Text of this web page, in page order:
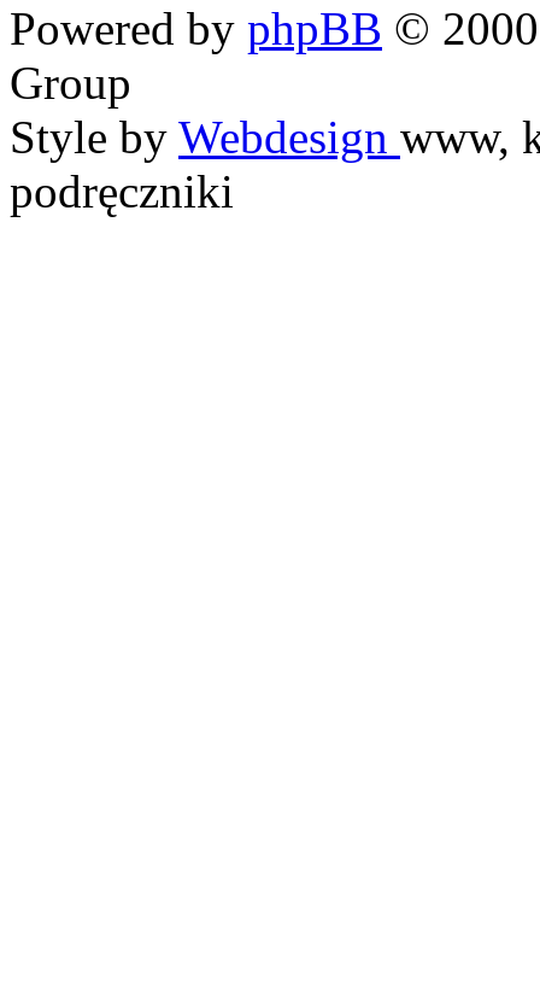
Powered by phpBB ©
Group
Style by Webdesign www,
podręczniki